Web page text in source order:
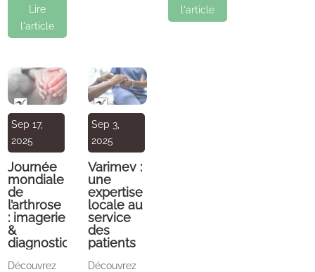
Lire
l'article
l'article
Sep 17,
2025
Journée
mondiale
de
l’arthrose
: imagerie
&
diagnostic
Découvrez
Sep 3,
2025
Varimev :
une
expertise
locale au
service
des
patients
Découvrez